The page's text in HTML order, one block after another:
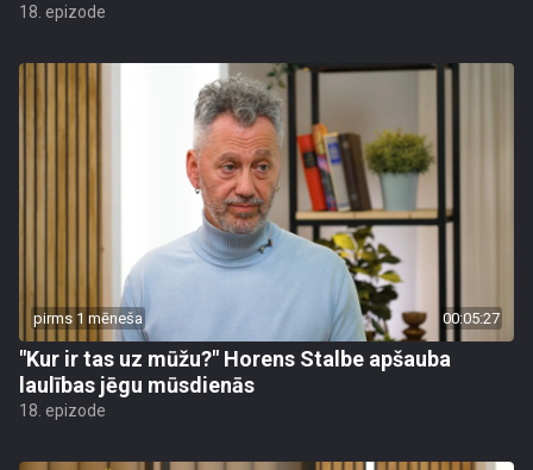
18. epizode
pirms 1 mēneša 00:05:27
"Kur ir tas uz mūžu?" Horens Stalbe apšauba
laulības jēgu mūsdienās
18. epizode